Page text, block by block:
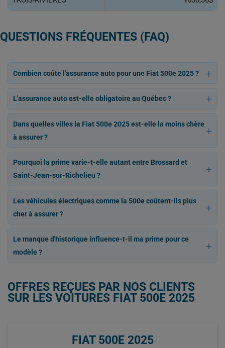
QUESTIONS FRÉQUENTES (FAQ)
Combien coûte l'assurance auto pour une Fiat 500e 2025 ?
L'assurance auto est-elle obligatoire au Québec ?
Dans quelles villes la Fiat 500e 2025 est-elle la moins chère
à assurer ?
Pourquoi la prime varie-t-elle autant entre Brossard et
Saint-Jean-sur-Richelieu ?
Les véhicules électriques comme la 500e coûtent-ils plus
cher à assurer ?
Le manque d'historique influence-t-il ma prime pour ce
modèle ?
OFFRES REÇUES PAR NOS CLIENTS
SUR LES VOITURES FIAT 500E 2025
FIAT 500E 2025